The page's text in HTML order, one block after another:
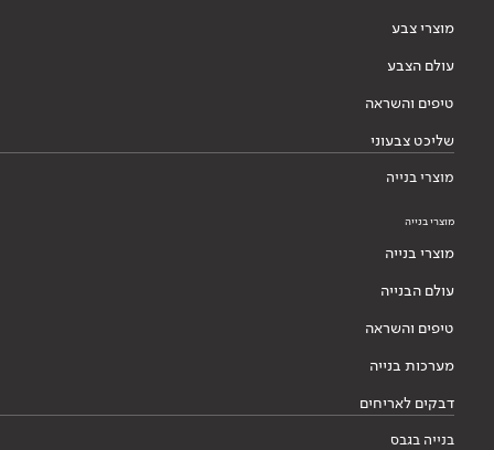
מוצרי צבע
עולם הצבע
טיפים והשראה
שליכט צבעוני
מוצרי בנייה
מוצרי בנייה
מוצרי בנייה
עולם הבנייה
טיפים והשראה
מערכות בנייה
דבקים לאריחים
בנייה בגבס